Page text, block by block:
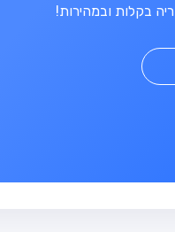
בקלות ובמהירות!